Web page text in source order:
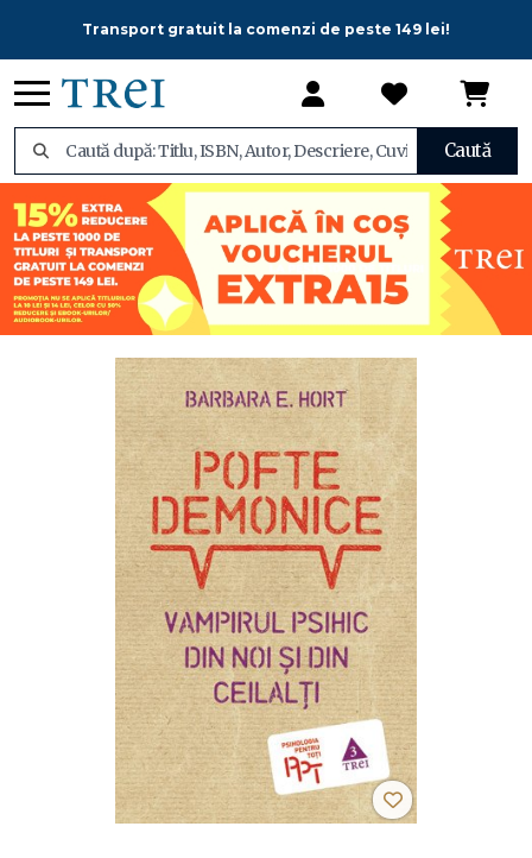
Transport gratuit la comenzi de peste 149 lei!
Caută